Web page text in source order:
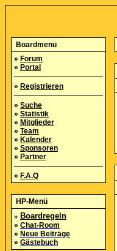
Boardmenü
» Forum
» Portal
» Registrieren
» Suche
» Statistik
» Mitglieder
» Team
» Kalender
» Sponsoren
» Partner
» F.A.Q
HP-Menü
» Boardregeln
» Chat-Room
» Neue Beiträge
» Gästebuch